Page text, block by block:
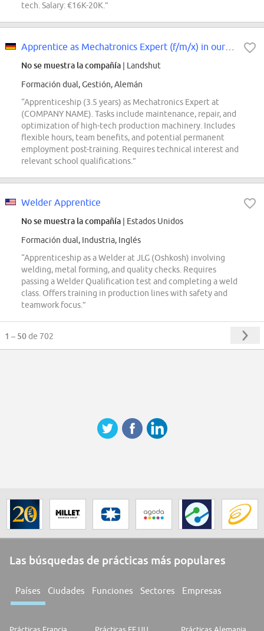
tech. Salary: €16K-20K.”
No se muestra la compañía | Landshut
Formación dual, Gestión, Alemán
“Apprenticeship (3.5 years) as Mechatronics Expert at
(COMPANY NAME). Tasks include maintenance, repair, and
optimization of high-tech production machinery. Includes
flexible hours, team benefits, and potential permanent
employment post-training. Requires technical interest and
relevant school qualifications.”
Welder Apprentice
No se muestra la compañía | Estados Unidos
Formación dual, Industria, Inglés
“Apprenticeship as a Welder at JLG (Oshkosh) involving
welding, metal forming, and quality checks. Requires
passing a Welder Qualification test and completing a weld
class. Offers training in production lines with safety and
teamwork focus.”
1 – 50de 702
Las búsquedas de prácticas más populares
Países Ciudades Funciones Sectores Empresas